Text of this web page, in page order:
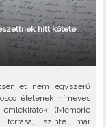
hitt kötete
nem egyszerű
életének hírneves
(Memorie
forrása, szinte már